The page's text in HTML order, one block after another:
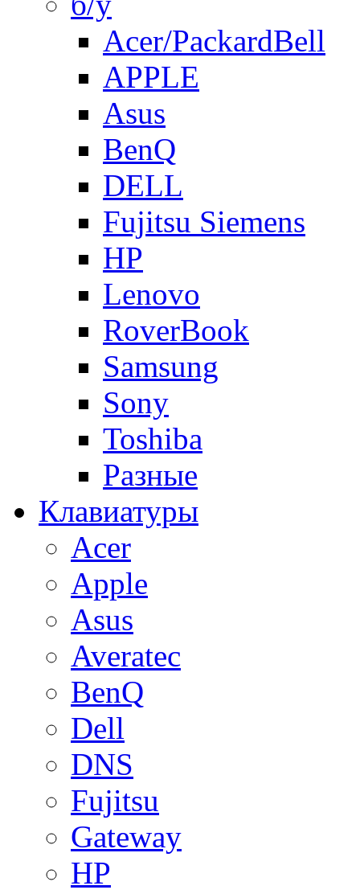
Acer/PackardBell
APPLE
Asus
BenQ
DELL
Fujitsu Siemens
HP
Lenovo
RoverBook
Samsung
Sony
Toshiba
Разные
Клавиатуры
Acer
Apple
Asus
Averatec
BenQ
Dell
DNS
Fujitsu
Gateway
HP